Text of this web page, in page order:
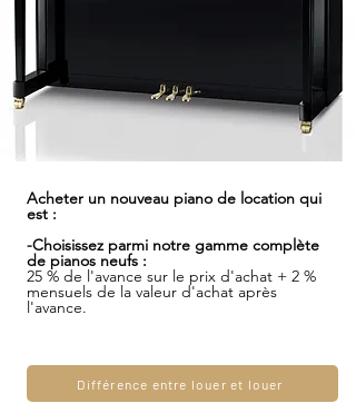
Acheter un nouveau piano de location qui
est :
-Choisissez parmi notre gamme complète
de pianos neufs :
25 % de l'avance sur le prix d'achat + 2 %
mensuels de la valeur d'achat après
l'avance.
Différence entre louer et louer